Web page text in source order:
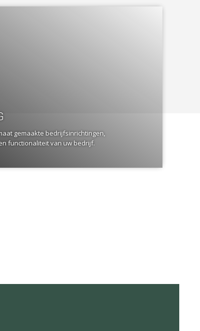
gemaakte bedrijfsinrichtingen,
functionaliteit van uw bedrijf.